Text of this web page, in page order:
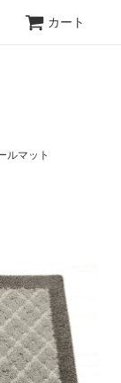
カート
ルマット